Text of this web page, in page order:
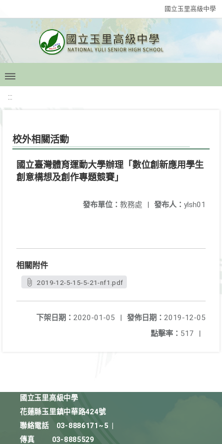
國立玉里高級中學
:::
校外相關活動
國立臺灣體育運動大學辦理「數位創新應用學生
創意構想及創作專題競賽」
發布人： ylsh01
發布單位： 教務處 |
相關附件
2019-12-5-15-5-21-nf1.pdf
發佈日期： 2019-12-05
下架日期： 2020-01-05
|
點擊率： 517 |
國立玉里高級中學
花蓮縣玉里鎮中華路424號
聯絡電話
03-8886171~5
傳真
03-8885529